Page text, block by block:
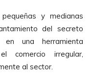
y medianas
del secreto
en una herramienta
comercio irregular,
al sector.